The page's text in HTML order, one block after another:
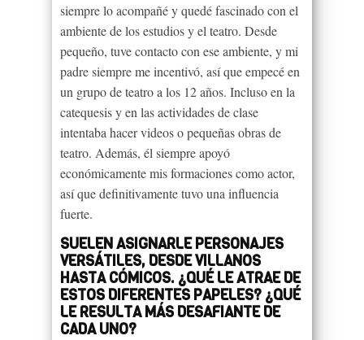
siempre lo acompañé y quedé fascinado con el
ambiente de los estudios y el teatro. Desde
pequeño, tuve contacto con ese ambiente, y mi
padre siempre me incentivó, así que empecé en
un grupo de teatro a los 12 años. Incluso en la
catequesis y en las actividades de clase
intentaba hacer videos o pequeñas obras de
teatro. Además, él siempre apoyó
económicamente mis formaciones como actor,
así que definitivamente tuvo una influencia
fuerte.
SUELEN ASIGNARLE PERSONAJES
VERSÁTILES, DESDE VILLANOS
HASTA CÓMICOS. ¿QUÉ LE ATRAE DE
ESTOS DIFERENTES PAPELES? ¿QUÉ
LE RESULTA MÁS DESAFIANTE DE
CADA UNO?